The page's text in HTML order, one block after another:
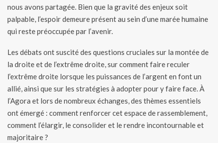
nous avons partagée. Bien que la gravité des enjeux soit
palpable, l’espoir demeure présent au sein d’une marée humaine
qui reste préoccupée par l’avenir.
Les débats ont suscité des questions cruciales sur la montée de
la droite et de l’extrême droite, sur comment faire reculer
l’extrême droite lorsque les puissances de l’argent en font un
allié, ainsi que sur les stratégies à adopter pour y faire face. À
l’Agora et lors de nombreux échanges, des thèmes essentiels
ont émergé : comment renforcer cet espace de rassemblement,
comment l’élargir, le consolider et le rendre incontournable et
majoritaire ?